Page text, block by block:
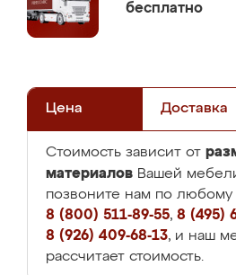
бесплатно
Цена Доставка
Стоимость зависит от
материалов Вашей
позвоните нам по любому
8 (800) 511-89-55, 8 (495)
8 (926) 409-68-13, и наш
рассчитает стоимость.